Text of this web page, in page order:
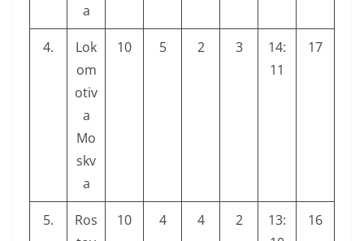
a
4.
Lok
om
otiv
a
Mo
skv
a
10 5 2 3
14:
11
17
5.
Ros
10 4 4 2
13:
16